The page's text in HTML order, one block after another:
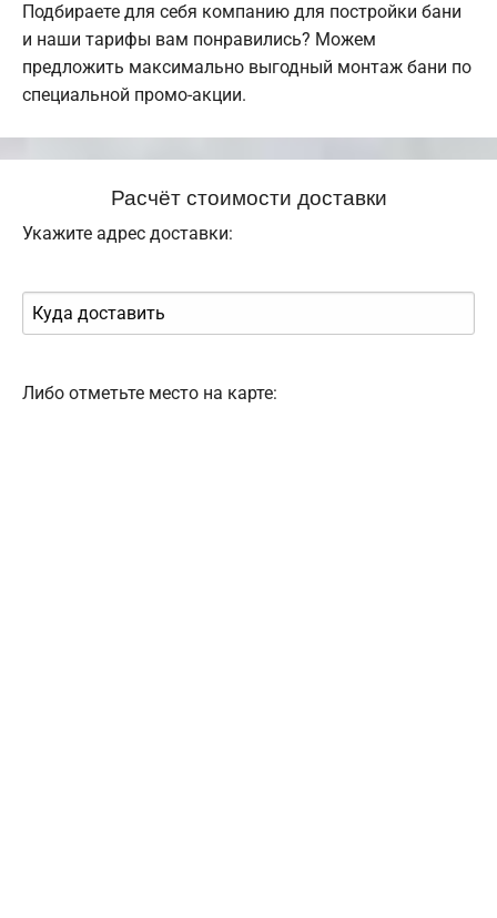
Подбираете для себя компанию для постройки бани
и наши тарифы вам понравились? Можем
предложить максимально выгодный монтаж бани по
специальной промо-акции.
Расчёт стоимости доставки
Укажите адрес доставки:
Либо отметьте место на карте: